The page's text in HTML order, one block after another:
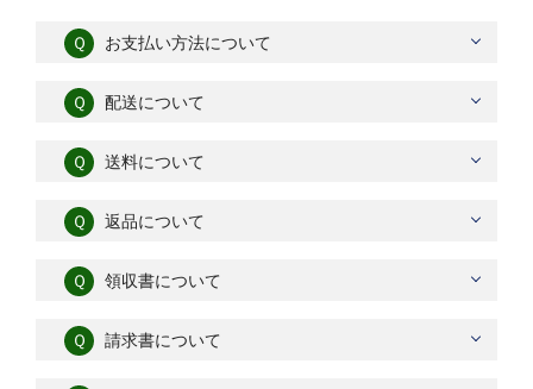
Ｑ お支払い方法について
Ｑ 配送について
Ｑ 送料について
Ｑ 返品について
Ｑ 領収書について
Ｑ 請求書について